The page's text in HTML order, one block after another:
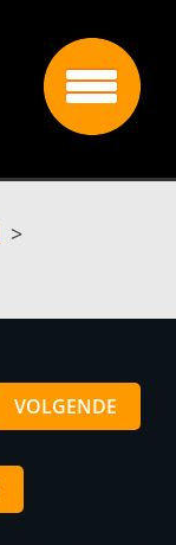
>
VOLGENDE